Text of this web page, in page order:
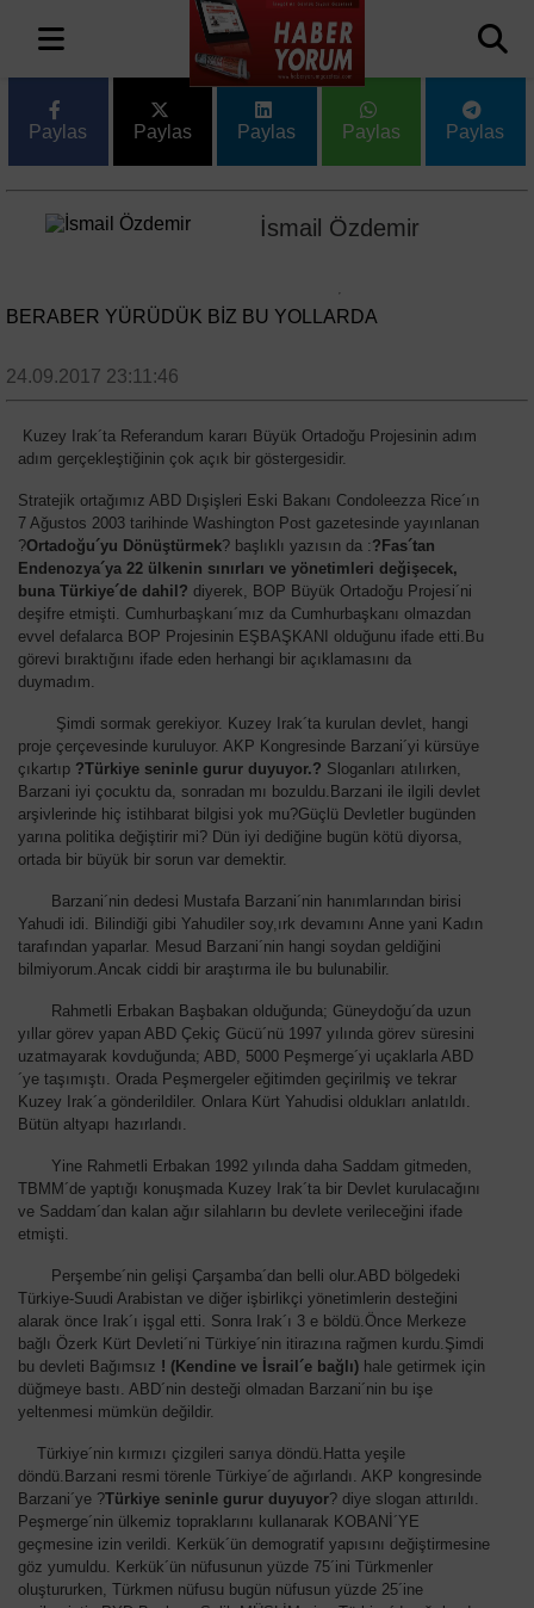
Paylas Paylas Paylas Paylas Paylas
İsmail Özdemir
BERABER YÜRÜDÜK BİZ BU YOLLARDA
24.09.2017 23:11:46
Kuzey Irak´ta Referandum kararı Büyük Ortadoğu Projesinin adım
adım gerçekleştiğinin çok açık bir göstergesidir.
Stratejik ortağımız ABD Dışişleri Eski Bakanı Condoleezza Rice´ın
7 Ağustos 2003 tarihinde Washington Post gazetesinde yayınlanan
?Ortadoğu´yu Dönüştürmek? başlıklı yazısın da :?Fas´tan
Endenozya´ya 22 ülkenin sınırları ve yönetimleri değişecek,
buna Türkiye´de dahil? diyerek, BOP Büyük Ortadoğu Projesi´ni
deşifre etmişti. Cumhurbaşkanı´mız da Cumhurbaşkanı olmazdan
evvel defalarca BOP Projesinin EŞBAŞKANI olduğunu ifade etti.Bu
görevi bıraktığını ifade eden herhangi bir açıklamasını da
duymadım.
Şimdi sormak gerekiyor. Kuzey Irak´ta kurulan devlet, hangi
proje çerçevesinde kuruluyor. AKP Kongresinde Barzani´yi kürsüye
çıkartıp ?Türkiye seninle gurur duyuyor.? Sloganları atılırken,
Barzani iyi çocuktu da, sonradan mı bozuldu.Barzani ile ilgili devlet
arşivlerinde hiç istihbarat bilgisi yok mu?Güçlü Devletler bugünden
yarına politika değiştirir mi? Dün iyi dediğine bugün kötü diyorsa,
ortada bir büyük bir sorun var demektir.
Barzani´nin dedesi Mustafa Barzani´nin hanımlarından birisi
Yahudi idi. Bilindiği gibi Yahudiler soy,ırk devamını Anne yani Kadın
tarafından yaparlar. Mesud Barzani´nin hangi soydan geldiğini
bilmiyorum.Ancak ciddi bir araştırma ile bu bulunabilir.
Rahmetli Erbakan Başbakan olduğunda; Güneydoğu´da uzun
yıllar görev yapan ABD Çekiç Gücü´nü 1997 yılında görev süresini
uzatmayarak kovduğunda; ABD, 5000 Peşmerge´yi uçaklarla ABD
´ye taşımıştı. Orada Peşmergeler eğitimden geçirilmiş ve tekrar
Kuzey Irak´a gönderildiler. Onlara Kürt Yahudisi oldukları anlatıldı.
Bütün altyapı hazırlandı.
Yine Rahmetli Erbakan 1992 yılında daha Saddam gitmeden,
TBMM´de yaptığı konuşmada Kuzey Irak´ta bir Devlet kurulacağını
ve Saddam´dan kalan ağır silahların bu devlete verileceğini ifade
etmişti.
Perşembe´nin gelişi Çarşamba´dan belli olur.ABD bölgedeki
Türkiye-Suudi Arabistan ve diğer işbirlikçi yönetimlerin desteğini
alarak önce Irak´ı işgal etti. Sonra Irak´ı 3 e böldü.Önce Merkeze
bağlı Özerk Kürt Devleti´ni Türkiye´nin itirazına rağmen kurdu.Şimdi
bu devleti Bağımsız ! (Kendine ve İsrail´e bağlı) hale getirmek için
düğmeye bastı. ABD´nin desteği olmadan Barzani´nin bu işe
yeltenmesi mümkün değildir.
Türkiye´nin kırmızı çizgileri sarıya döndü.Hatta yeşile
döndü.Barzani resmi törenle Türkiye´de ağırlandı. AKP kongresinde
Barzani´ye ?Türkiye seninle gurur duyuyor? diye slogan attırıldı.
Peşmerge´nin ülkemiz topraklarını kullanarak KOBANİ´YE
geçmesine izin verildi. Kerkük´ün demogratif yapısını değiştirmesine
göz yumuldu. Kerkük´ün nüfusunun yüzde 75´ini Türkmenler
oluştururken, Türkmen nüfusu bugün nüfusun yüzde 25´ine